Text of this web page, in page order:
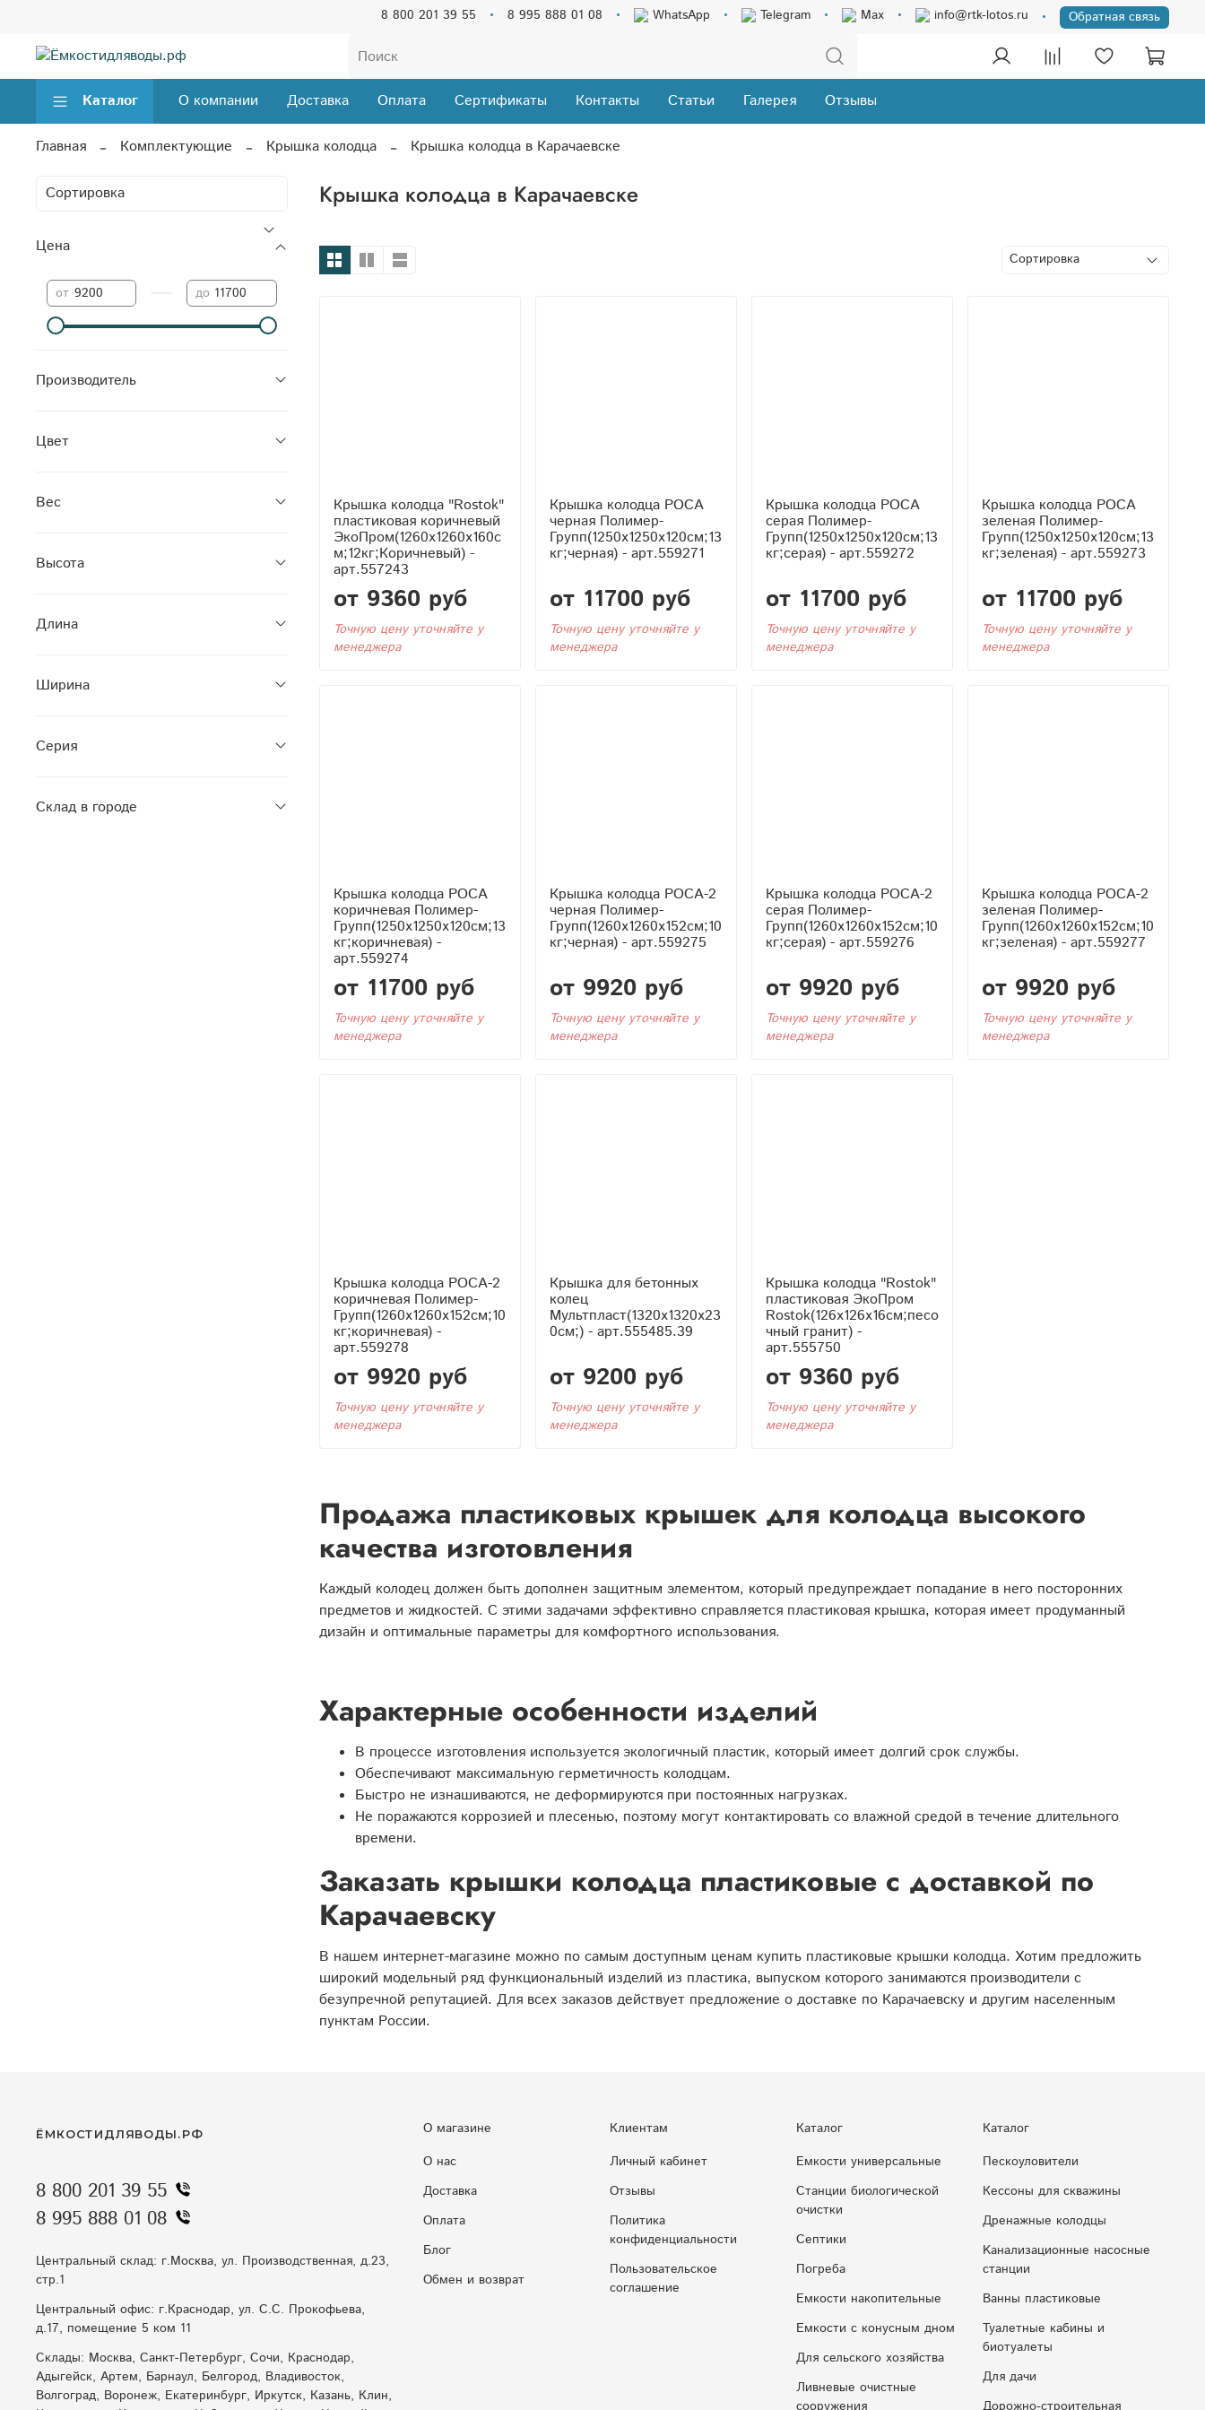
8 800 201 39 55 8 995 888 01 08 WhatsApp Telegram Max info@rtk-lotos.ru Обратная связь
Каталог О компании Доставка Оплата Сертификаты Контакты Статьи Галерея Отзывы
Главная Комплектующие Крышка колодца Крышка колодца в Карачаевске
Крышка колодца в Карачаевске
Крышка колодца "Rostok"
пластиковая коричневый
ЭкоПром(1260x1260x160с
м;12кг;Коричневый) -
арт.557243
от 9360 руб
Точную цену уточняйте у
менеджера
Крышка колодца РОСА
черная Полимер-
Групп(1250x1250x120см;13
кг;черная) - арт.559271
от 11700 руб
Точную цену уточняйте у
менеджера
Крышка колодца РОСА
серая Полимер-
Групп(1250x1250x120см;13
кг;серая) - арт.559272
от 11700 руб
Точную цену уточняйте у
менеджера
Крышка колодца РОСА
зеленая Полимер-
Групп(1250x1250x120см;13
кг;зеленая) - арт.559273
от 11700 руб
Точную цену уточняйте у
менеджера
Крышка колодца РОСА
коричневая Полимер-
Групп(1250x1250x120см;13
кг;коричневая) -
арт.559274
от 11700 руб
Точную цену уточняйте у
менеджера
Крышка колодца РОСА-2
черная Полимер-
Групп(1260x1260x152см;10
кг;черная) - арт.559275
от 9920 руб
Точную цену уточняйте у
менеджера
Крышка колодца РОСА-2
серая Полимер-
Групп(1260x1260x152см;10
кг;серая) - арт.559276
от 9920 руб
Точную цену уточняйте у
менеджера
Крышка колодца РОСА-2
зеленая Полимер-
Групп(1260x1260x152см;10
кг;зеленая) - арт.559277
от 9920 руб
Точную цену уточняйте у
менеджера
Крышка колодца РОСА-2
коричневая Полимер-
Групп(1260x1260x152см;10
кг;коричневая) -
арт.559278
от 9920 руб
Точную цену уточняйте у
менеджера
Крышка для бетонных
колец
Мультпласт(1320x1320x23
0см;) - арт.555485.39
от 9200 руб
Точную цену уточняйте у
менеджера
Крышка колодца "Rostok"
пластиковая ЭкоПром
Rostok(126x126x16см;песо
чный гранит) -
арт.555750
от 9360 руб
Точную цену уточняйте у
менеджера
Продажа пластиковых крышек для колодца высокого
качества изготовления
Каждый колодец должен быть дополнен защитным элементом, который предупреждает попадание в него посторонних
предметов и жидкостей. С этими задачами эффективно справляется пластиковая крышка, которая имеет продуманный
дизайн и оптимальные параметры для комфортного использования.
Характерные особенности изделий
В процессе изготовления используется экологичный пластик, который имеет долгий срок службы.
Обеспечивают максимальную герметичность колодцам.
Быстро не изнашиваются, не деформируются при постоянных нагрузках.
Не поражаются коррозией и плесенью, поэтому могут контактировать со влажной средой в течение длительного
времени.
Заказать крышки колодца пластиковые с доставкой по
Карачаевску
В нашем интернет-магазине можно по самым доступным ценам купить пластиковые крышки колодца. Хотим предложить
широкий модельный ряд функциональный изделий из пластика, выпуском которого занимаются производители с
безупречной репутацией. Для всех заказов действует предложение о доставке по Карачаевску и другим населенным
пунктам России.
Цена
от до
Производитель
Цвет
Вес
Высота
Длина
Ширина
Серия
Склад в городе
О магазине
О нас
Доставка
Оплата
Блог
Обмен и возврат
Клиентам
Личный кабинет
Отзывы
Политика
конфиденциальности
Пользовательское
соглашение
Каталог
Емкости универсальные
Станции биологической
очистки
Септики
Погреба
Емкости накопительные
Eмкocти c кoнуcным днoм
Для сельского хозяйства
Ливневые очистные
Каталог
Пескоуловители
Кессоны для скважины
Дренажные колодцы
Kaнaлизaциoнныe нacocныe
cтaнции
Ванны пластиковые
Туалетные кабины и
биотуалеты
Для дачи
ЁМКОСТИДЛЯВОДЫ.РФ
8 800 201 39 55
8 995 888 01 08
Центральный склад: г.Москва, ул. Производственная, д.23,
стр.1
Центральный офис: г.Краснодар, ул. С.С. Прокофьева,
д.17, помещение 5 ком 11
Склады: Москва, Санкт-Петербург, Сочи, Краснодар,
Адыгейск, Артем, Барнаул, Белгород, Владивосток,
Волгоград, Воронеж, Екатеринбург, Иркутск, Казань, Клин,